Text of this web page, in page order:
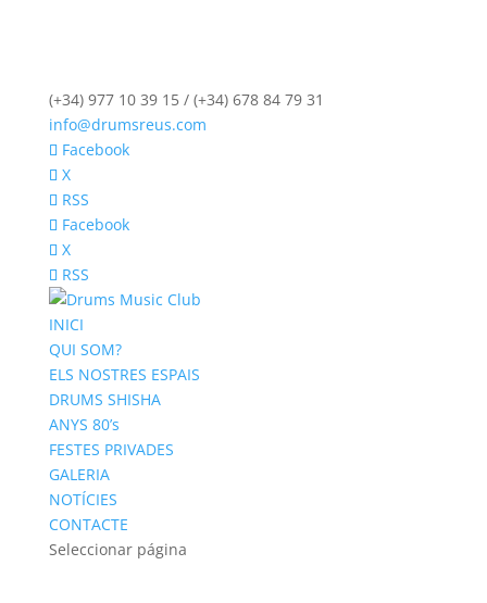
(+34) 977 10 39 15 / (+34) 678 84 79 31
info@drumsreus.com
Facebook
X
RSS
Facebook
X
RSS
INICI
QUI SOM?
ELS NOSTRES ESPAIS
DRUMS SHISHA
ANYS 80’s
FESTES PRIVADES
GALERIA
NOTÍCIES
CONTACTE
Seleccionar página